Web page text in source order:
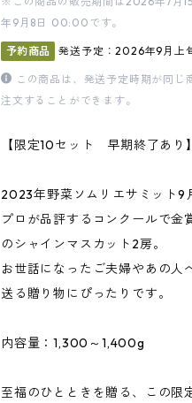
年9月8日 00:00です。
予約商品 発送予定：2026年9月上
この商品は、発送予定時期が同じ
注文することができます。
【限定10セット 早期終了あり
2023年野菜ソムリエサミット9
プロが品評するコンクールで金
のシャインマスカット2房。
お世話になったご夫婦やあの人
送る贈り物にぴったりです。
内容量：1,300～1,400g
至福のひとときを贈る、この限